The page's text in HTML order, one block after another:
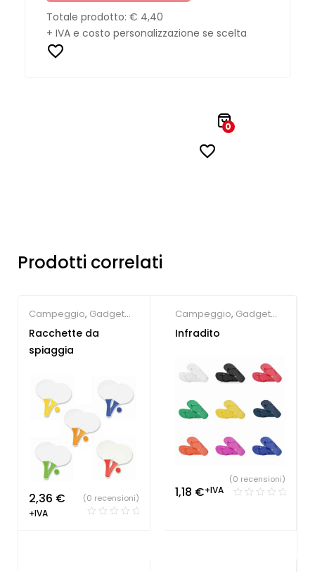
Totale prodotto: € 4,40
+ IVA e costo personalizzazione se scelta
0
Prodotti correlati
Campeggio, Gadget
Estate,Giochi e
giocattoli
Racchette da
spiaggia
2,36 €
+IVA
(0 recensioni)
Campeggio, Gadget
Estate
Infradito
1,18 €+IVA
(0 recensioni)